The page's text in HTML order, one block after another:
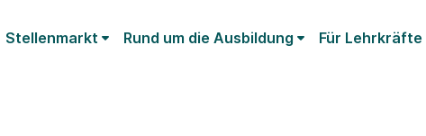
Stellenmarkt Rund um die Ausbildung Für Lehrkräfte